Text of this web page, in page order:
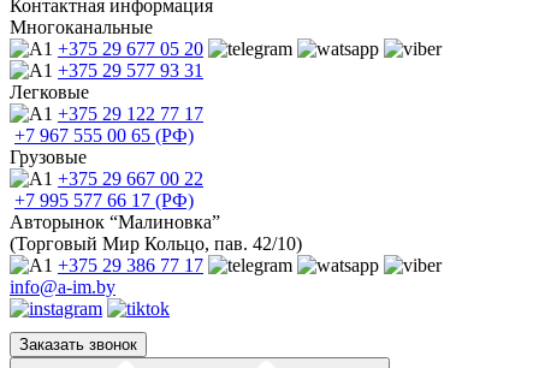
Контактная информация
Многоканальные
+375 29 677 05 20
+375 29 577 93 31
Легковые
+375 29 122 77 17
+7 967 555 00 65 (РФ)
Грузовые
+375 29 667 00 22
+7 995 577 66 17 (РФ)
Авторынок “Малиновка”
(Торговый Мир Кольцо, пав. 42/10)
+375 29 386 77 17
info@a-im.by
Заказать звонок